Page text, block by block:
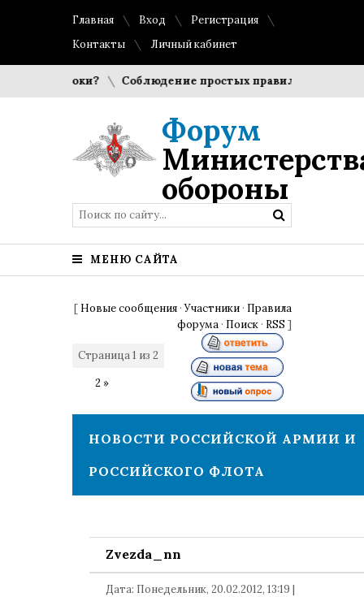
Главная Вход
Регистрация
Контакты
Личный кабинет
Соблюдение простых правил гигиены помогает
Форум
обороны
МЕНЮ САЙТА
[ Новые сообщения ·Участники · Правила
форума · Поиск · RSS ]
Страница1 из 2
2 »
НОВОСТИ РОССИЙСКОЙ АРМИИ И
РОССИЙСКОГО ФЛОТА
Zvezda_nn
Дата: Понедельник, 20.02.2012, 13:19 |